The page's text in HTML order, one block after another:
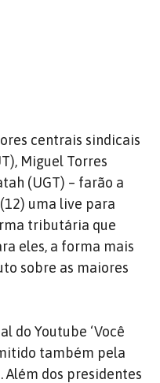
centrais sindicais
Miguel Torres
(UGT) – farão a
uma live para
tributária que
eles, a forma mais
sobre as maiores
do Youtube ‘Você
também pela
Além dos presidentes